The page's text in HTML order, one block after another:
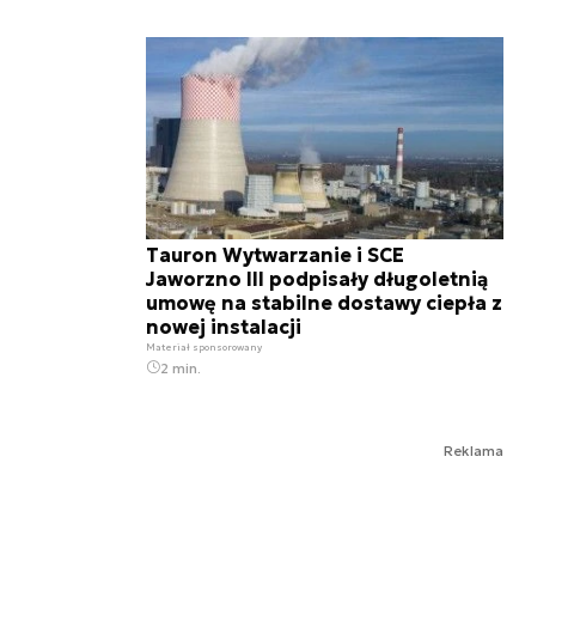
Tauron Wytwarzanie i SCE
Jaworzno III podpisały długoletnią
umowę na stabilne dostawy ciepła z
nowej instalacji
Materiał sponsorowany
2 min.
Reklama